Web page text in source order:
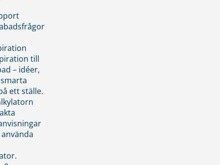
till
– idéer,
ett ställe.